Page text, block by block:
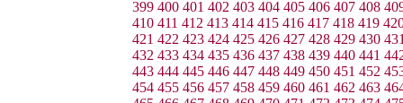
399 400 401 402 403 404 405 406 407 408
410 411 412 413 414 415 416 417 418 419
421 422 423 424 425 426 427 428 429 430
432 433 434 435 436 437 438 439 440 441
443 444 445 446 447 448 449 450 451 452
454 455 456 457 458 459 460 461 462 463